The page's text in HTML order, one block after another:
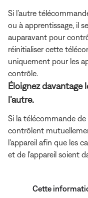
Si l’autre
ou à apprentissage, il
auparavant pour
réinitialiser cette
uniquement pour les
contrôle.
Éloignez davantage
l’autre.
Si la télécommande
contrôlent
l'appareil afin que les
et de l'appareil soient
Cette